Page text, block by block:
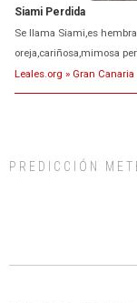
Siami Perdida
Se llama Siami,es
oreja,cariñosa,mimosa
Leales.org » Gran Canaria
días, ella incluida...
PREDICCIÓN